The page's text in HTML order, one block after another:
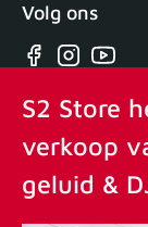
Volg ons
Facebook
Instagram
S2 Store
verkoop
geluid &